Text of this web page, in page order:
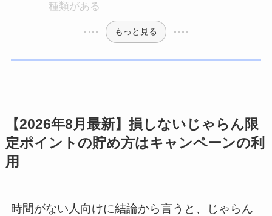
種類がある
もっと見る
【2026年8月最新】損しないじゃらん限
定ポイントの貯め方はキャンペーンの利
用
時間がない人向けに結論から言うと、じゃらん